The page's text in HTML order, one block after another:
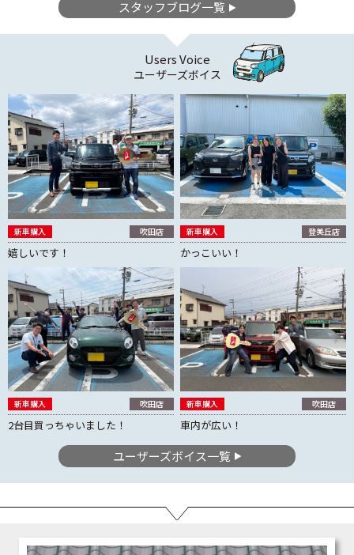
スタッフブログ一覧
Users Voice
ユーザーズボイス
新車購入 吹田店
嬉しいです！
新車購入 登美丘店
かっこいい！
新車購入 吹田店
2台目買っちゃいました！
新車購入 吹田店
車内が広い！
ユーザーズボイス一覧